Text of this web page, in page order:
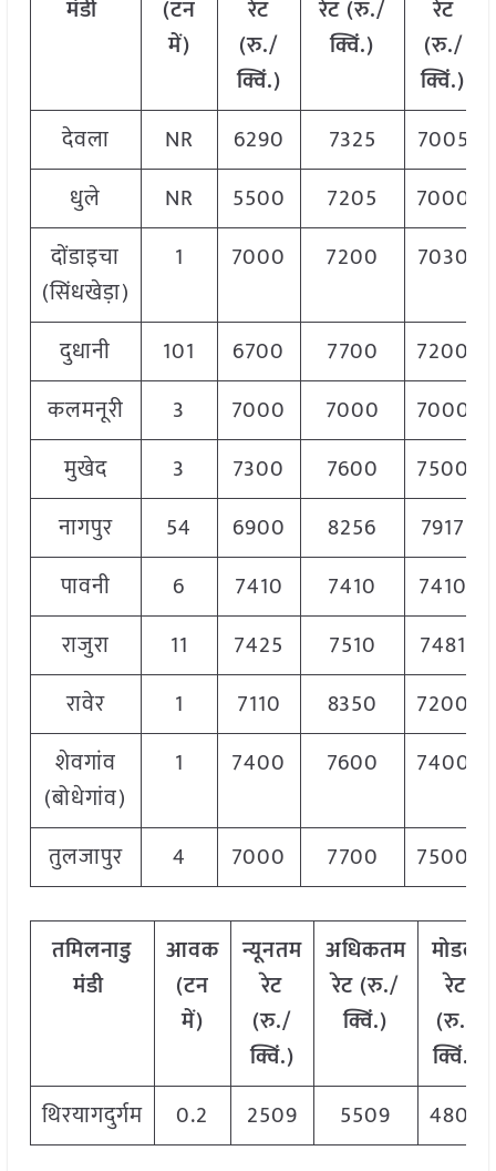
मंडी
(टन
में)
रेट
(रु./
क्विं.)
रेट (रु./
क्विं.)
रेट
(रु./
क्विं.)
देवला
NR 6290 7325
7005
धुले
NR 5500 7205
7000
दोंडाइचा
(सिंधखेड़ा)
1 7000 7200 7030
दुधानी 101 6700 7700
7200
कलमनूरी
3 7000 7000
7000
मुखेद
3 7300 7600
7500
नागपुर
54 6900 8256
7917
पावनी
6 7410 7410
7410
राजुरा
11 7425 7510
7481
रावेर
1 7110 8350
7200
शेवगांव
(बोधेगांव)
1 7400 7600 7400
तुलजापुर 4 7000 7700 7500
तमिलनाडु
मंडी
आवक
(टन
में)
न्यूनतम
रेट
(रु./
क्विं.)
अधिकतम
रेट (रु./
क्विं.)
मोडल
रेट
(रु./
क्विं.)
थिरयागदुर्गम
0.2 2509 5509 4809